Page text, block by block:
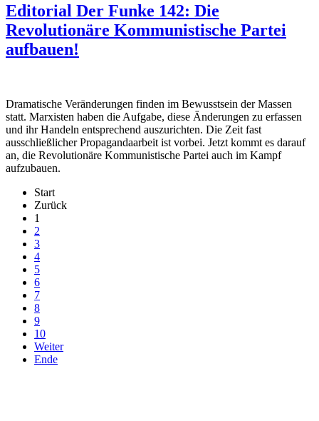
Editorial Der Funke 142: Die
Revolutionäre Kommunistische Partei
aufbauen!
Dramatische Veränderungen finden im Bewusstsein der Massen
statt. Marxisten haben die Aufgabe, diese Änderungen zu erfassen
und ihr Handeln entsprechend auszurichten. Die Zeit fast
ausschließlicher Propagandaarbeit ist vorbei. Jetzt kommt es darauf
an, die Revolutionäre Kommunistische Partei auch im Kampf
aufzubauen.
Start
Zurück
1
2
3
4
5
6
7
8
9
10
Weiter
Ende